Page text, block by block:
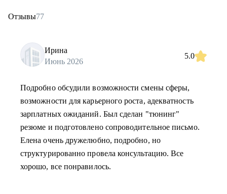
Отзывы77
Ирина
Июнь 2026
5.0
Подробно обсудили возможности смены сферы,
возможности для карьерного роста, адекватность
зарплатных ожиданий. Был сделан "тюнинг"
резюме и подготовлено сопроводительное письмо.
Елена очень дружелюбно, подробно, но
структурированно провела консультацию. Все
хорошо, все понравилось.